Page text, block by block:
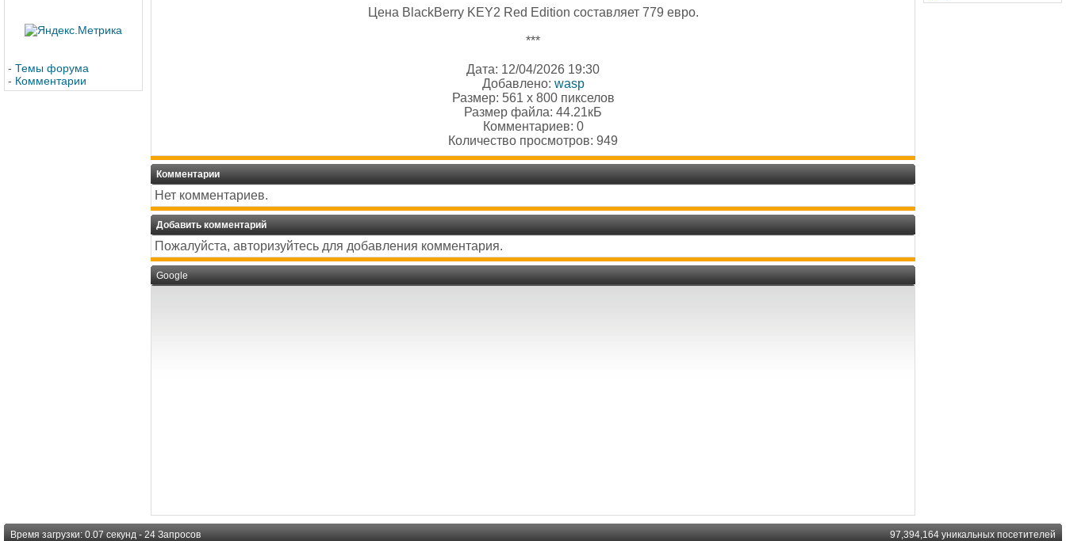
- Темы форума
- Комментарии
Цена BlackBerry KEY2 Red Edition составляет 779 евро.
***
Дата: 12/04/2026 19:30
Добавлено: wasp
Размер: 561 x 800 пикселов
Размер файла: 44.21кБ
Комментариев: 0
Количество просмотров: 949
Комментарии
Нет комментариев.
Добавить комментарий
Пожалуйста, авторизуйтесь для добавления комментария.
Google
Время загрузки: 0.07 секунд - 24 Запросов 97,394,164 уникальных посетителей